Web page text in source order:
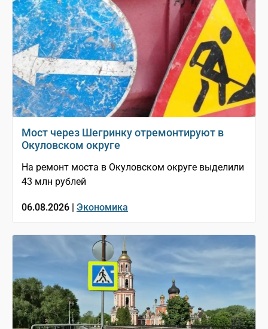
Мост через Шегринку отремонтируют в
Окуловском округе
На ремонт моста в Окуловском округе выделили
43 млн рублей
06.08.2026 | Экономика